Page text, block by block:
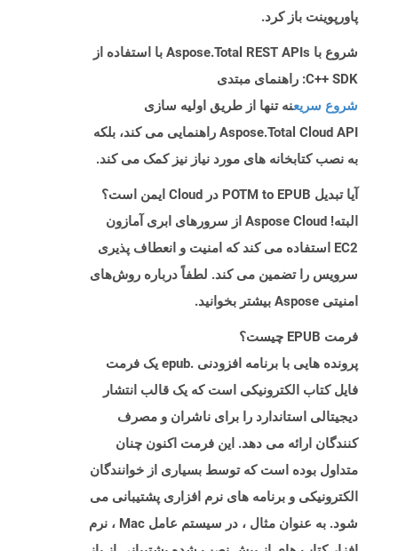
پاورپوینت باز کرد.
شروع با Aspose.Total REST APIs با استفاده از
C++ SDK: راهنمای مبتدی
شروع سریعنه تنها از طریق اولیه سازی
Aspose.Total Cloud API راهنمایی می کند، بلکه
به نصب کتابخانه های مورد نیاز نیز کمک می کند.
آیا تبدیل POTM to EPUB در Cloud ایمن است؟
البته! Aspose Cloud از سرورهای ابری آمازون
EC2 استفاده می کند که امنیت و انعطاف پذیری
سرویس را تضمین می کند. لطفاً درباره روش‌های
امنیتی Aspose بیشتر بخوانید.
فرمت EPUB چیست؟
پرونده هایی با برنامه افزودنی .epub یک فرمت
فایل کتاب الکترونیکی است که یک قالب انتشار
دیجیتالی استاندارد را برای ناشران و مصرف
کنندگان ارائه می دهد. این فرمت اکنون چنان
متداول بوده است که توسط بسیاری از خوانندگان
الکترونیکی و برنامه های نرم افزاری پشتیبانی می
شود. به عنوان مثال ، در سیستم عامل Mac ، نرم